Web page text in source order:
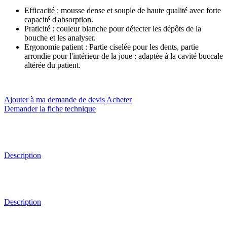
Efficacité : mousse dense et souple de haute qualité avec forte
capacité d'absorption.
Praticité : couleur blanche pour détecter les dépôts de la
bouche et les analyser.
Ergonomie patient : Partie ciselée pour les dents, partie
arrondie pour l'intérieur de la joue ; adaptée à la cavité buccale
altérée du patient.
Ajouter à ma demande de devis Acheter
Demander la fiche technique
Description
Description